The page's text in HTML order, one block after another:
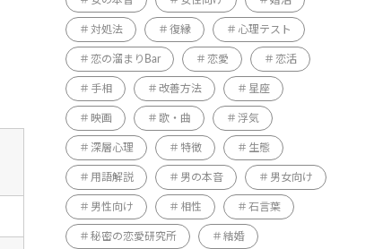
対処法 復縁 心理テスト
恋の溜まりBar 恋愛 恋活
手相 改善方法 星座
映画 歌・曲 浮気
深層心理 特徴 生態
用語解説 男の本音 男女向け
男性向け 相性 石言葉
秘密の恋愛研究所 結婚